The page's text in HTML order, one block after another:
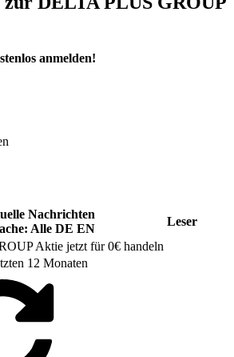
anmelden!
Nachrichten
Alle DE EN
Leser
Aktie jetzt für 0€ handeln
12 Monaten